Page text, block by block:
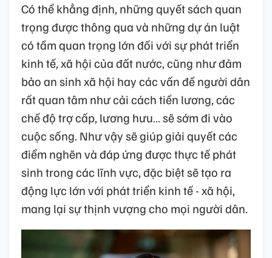
Có thể khẳng định, những quyết sách quan
trọng được thông qua và những dự án luật
có tầm quan trọng lớn đối với sự phát triển
kinh tế, xã hội của đất nước, cũng như đảm
bảo an sinh xã hội hay các vấn đề người dân
rất quan tâm như cải cách tiền lương, các
chế độ trợ cấp, lương hưu… sẽ sớm đi vào
cuộc sống. Như vậy sẽ giúp giải quyết các
điểm nghẽn và đáp ứng được thực tế phát
sinh trong các lĩnh vực, đặc biệt sẽ tạo ra
động lực lớn với phát triển kinh tế - xã hội,
mang lại sự thịnh vượng cho mọi người dân.